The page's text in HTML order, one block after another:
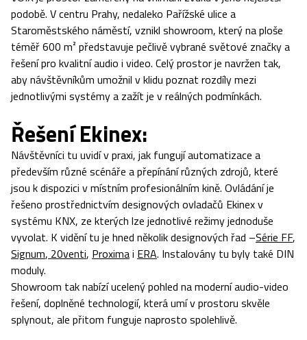
podobě. V centru Prahy, nedaleko Pařížské ulice a
Staroměstského náměstí, vznikl showroom, který na ploše
téměř 600 m² představuje pečlivě vybrané světové značky a
řešení pro kvalitní audio i video. Celý prostor je navržen tak,
aby návštěvníkům umožnil v klidu poznat rozdíly mezi
jednotlivými systémy a zažít je v reálných podmínkách.
Řešení Ekinex:
Návštěvníci tu uvidí v praxi, jak fungují automatizace a
především různé scénáře a přepínání různých zdrojů, které
jsou k dispozici v místním profesionálním kině. Ovládání je
řešeno prostřednictvím designových ovladačů Ekinex v
systému KNX, ze kterých lze jednotlivé režimy jednoduše
vyvolat. K vidění tu je hned několik designových řad –Série FF,
Signum, 20venti, Proximai ERA. Instalovány tu byly také DIN
moduly.
Showroom tak nabízí ucelený pohled na moderní audio­-video
řešení, doplněné technologií, která umí v prostoru skvěle
splynout, ale přitom funguje naprosto spolehlivě.